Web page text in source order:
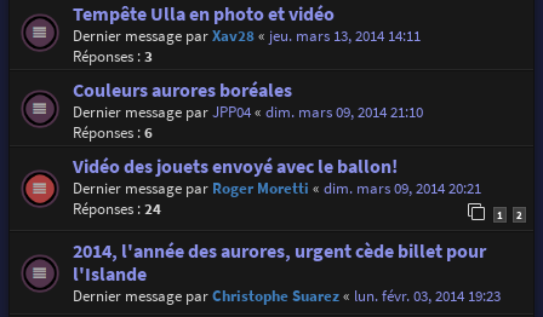
Tempête Ulla en photo et vidéo
Dernier message parXav28« jeu. mars 13, 2014 14:11
Réponses :3
Couleurs aurores boréales
Dernier message parJPP04« dim. mars 09, 2014 21:10
Réponses :6
Vidéo des jouets envoyé avec le ballon!
Dernier message par Roger Moretti « dim. mars 09, 2014 20:21
Réponses :24 1 2
2014, l'année des aurores, urgent cède billet pour
l'Islande
Dernier message parChristophe Suarez« lun. févr. 03, 2014 19:23